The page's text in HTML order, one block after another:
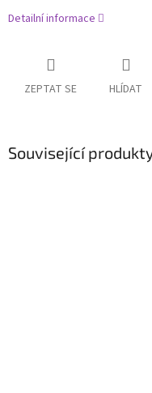
Detailní informace
ZEPTAT SE HLÍDAT
Související